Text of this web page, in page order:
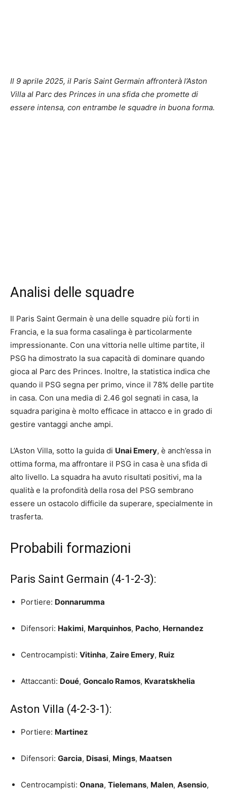
Il 9 aprile 2025, il Paris Saint Germain affronterà l’Aston
Villa al Parc des Princes in una sfida che promette di
essere intensa, con entrambe le squadre in buona forma.
Analisi delle squadre
Il Paris Saint Germain è una delle squadre più forti in
Francia, e la sua forma casalinga è particolarmente
impressionante. Con una vittoria nelle ultime partite, il
PSG ha dimostrato la sua capacità di dominare quando
gioca al Parc des Princes. Inoltre, la statistica indica che
quando il PSG segna per primo, vince il 78% delle partite
in casa. Con una media di 2.46 gol segnati in casa, la
squadra parigina è molto efficace in attacco e in grado di
gestire vantaggi anche ampi.
L’Aston Villa, sotto la guida di Unai Emery, è anch’essa in
ottima forma, ma affrontare il PSG in casa è una sfida di
alto livello. La squadra ha avuto risultati positivi, ma la
qualità e la profondità della rosa del PSG sembrano
essere un ostacolo difficile da superare, specialmente in
trasferta.
Probabili formazioni
Paris Saint Germain (4-1-2-3):
Portiere: Donnarumma
Difensori: Hakimi, Marquinhos, Pacho, Hernandez
Centrocampisti: Vitinha, Zaire Emery, Ruiz
Attaccanti: Doué, Goncalo Ramos, Kvaratskhelia
Aston Villa (4-2-3-1):
Portiere: Martinez
Difensori: Garcia, Disasi, Mings, Maatsen
Centrocampisti: Onana, Tielemans, Malen, Asensio,